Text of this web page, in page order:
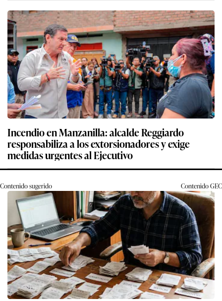
Incendio en Manzanilla: alcalde Reggiardo
responsabiliza a los extorsionadores y exige
medidas urgentes al Ejecutivo
Contenido sugerido ContenidoGEC